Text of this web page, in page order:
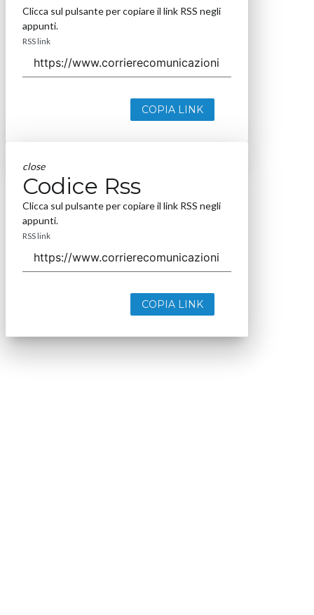
Clicca sul pulsante per copiare il link RSS negli
appunti.
RSS link
COPIA LINK
close
Codice Rss
Clicca sul pulsante per copiare il link RSS negli
appunti.
RSS link
COPIA LINK